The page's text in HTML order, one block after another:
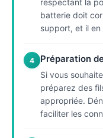
respectant la
batterie doit
support, et il
4 Préparation
Si vous
préparez des
appropriée.
faciliter les